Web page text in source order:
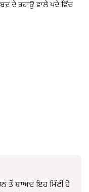
ਦੇ ਰਹਾਉ ਵਾਲੇ ਪਦੇ ਵਿੱਚ
ਤੋਂ ਬਾਅਦ ਇਹ ਮਿੱਟੀ ਹੋ